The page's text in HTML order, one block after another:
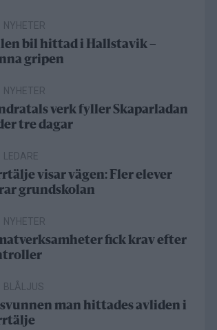
NYHETER
bil hittad i Hallstavik –
gripen
NYHETER
verk fyller Skaparladan
tre dagar
LEDARE
visar vägen: Fler elever
grundskolan
NYHETER
fick krav efter
BLÅLJUS
man hittades avliden i